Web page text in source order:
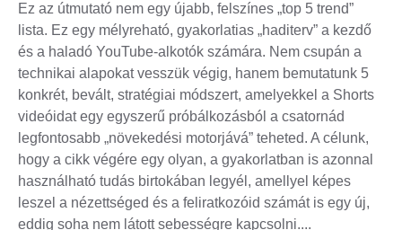
Ez az útmutató nem egy újabb, felszínes „top 5 trend”
lista. Ez egy mélyreható, gyakorlatias „haditerv” a kezdő
és a haladó YouTube-alkotók számára. Nem csupán a
technikai alapokat vesszük végig, hanem bemutatunk 5
konkrét, bevált, stratégiai módszert, amelyekkel a Shorts
videóidat egy egyszerű próbálkozásból a csatornád
legfontosabb „növekedési motorjává” teheted. A célunk,
hogy a cikk végére egy olyan, a gyakorlatban is azonnal
használható tudás birtokában legyél, amellyel képes
leszel a nézettséged és a feliratkozóid számát is egy új,
eddig soha nem látott sebességre kapcsolni.